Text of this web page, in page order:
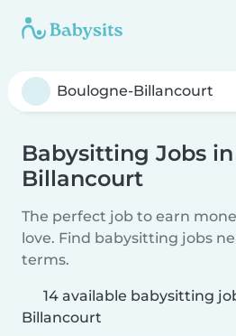
Babysitting Jobs
Billancourt
The perfect job to earn
love. Find babysitting jobs
terms.
14 available babysitting
Billancourt